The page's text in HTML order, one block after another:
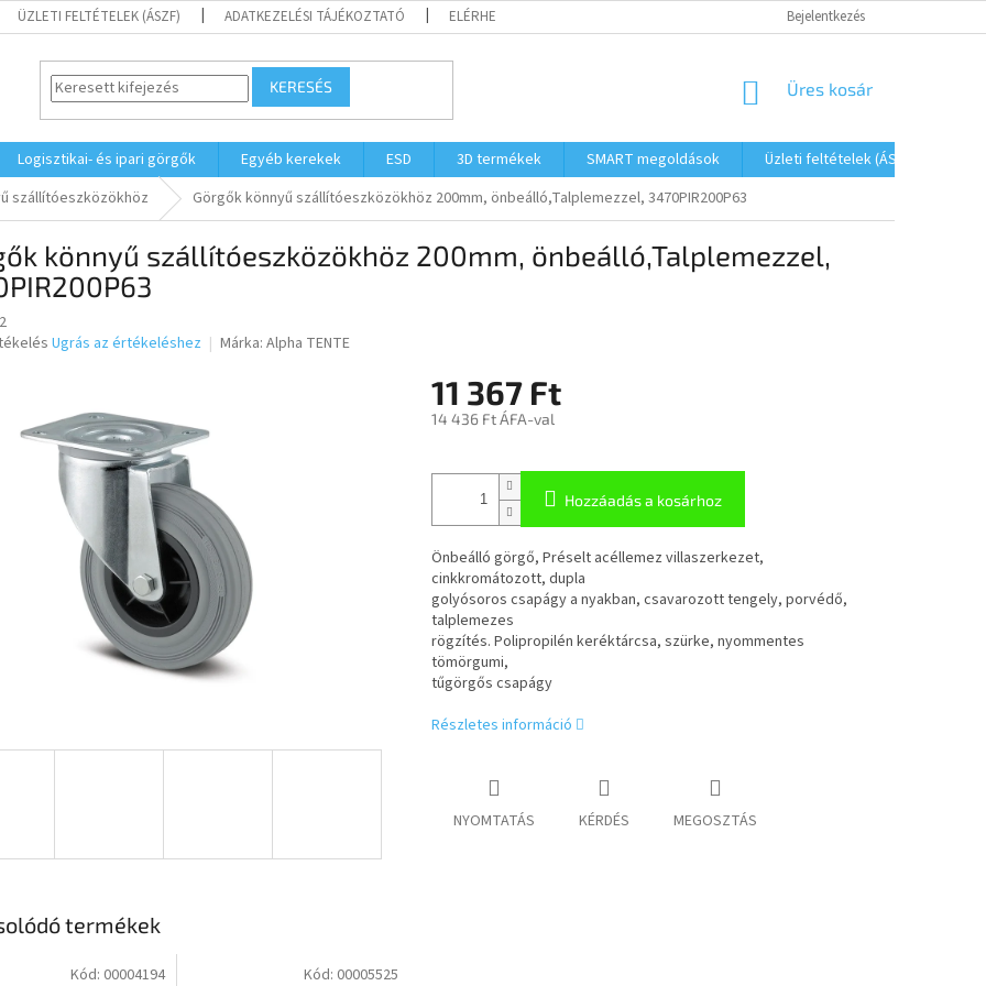
ÜZLETI FELTÉTELEK (ÁSZF) ADATKEZELÉSI TÁJÉKOZTATÓ ELÉRHETŐSÉGEK FOGYASZTÓVÉDELMI TÁJÉKOZTATÓ JOGI NYILATKOZAT
Bejelentkezés
KERESÉS KOSÁR
Üres kosár
Logisztikai- és ipari görgők Egyéb kerekek ESD 3D termékek SMART megoldások Üzleti feltételek (ÁSZF)
szállítóeszközökhöz Görgők könnyű szállítóeszközökhöz 200mm, önbeálló,Talplemezzel, 3470PIR200P63
könnyű szállítóeszközökhöz 200mm, önbeálló,Talplemezzel,
Ugrás az értékeléshez Márka: Alpha TENTE
11 367 Ft
14 436 Ft ÁFA-val
Hozzáadás a kosárhoz
Önbeálló görgő, Préselt acéllemez villaszerkezet,
cinkkromátozott, dupla
golyósoros csapágy a nyakban, csavarozott tengely, porvédő,
talplemezes
rögzítés. Polipropilén keréktárcsa, szürke, nyommentes
tömörgumi,
tűgörgős csapágy
Részletes információ
NYOMTATÁS KÉRDÉS MEGOSZTÁS
termékek
Kód: 00004194 Kód: 00005525